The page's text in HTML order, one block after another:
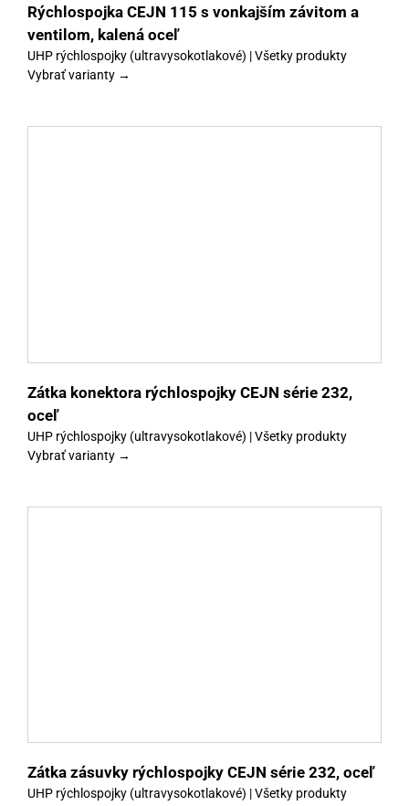
Rýchlospojka CEJN 115 s vonkajším závitom a
ventilom, kalená oceľ
UHP rýchlospojky (ultravysokotlakové) | Všetky produkty
Vybrať varianty →
Zátka konektora rýchlospojky CEJN série 232,
oceľ
UHP rýchlospojky (ultravysokotlakové) | Všetky produkty
Vybrať varianty →
Zátka zásuvky rýchlospojky CEJN série 232, oceľ
UHP rýchlospojky (ultravysokotlakové) | Všetky produkty